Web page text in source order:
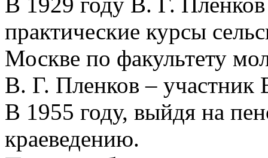
практические курсы
Москве по факультету
В. Г. Пленков – участник
В 1955 году, выйдя на
краеведению.